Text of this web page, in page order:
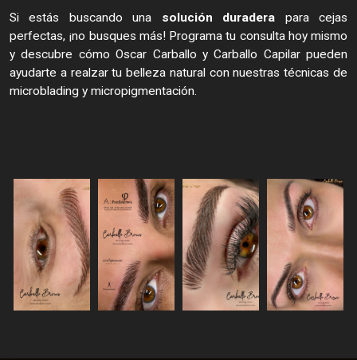
Si estás buscando una solución duradera para cejas
perfectas, ¡no busques más! Programa tu consulta hoy mismo
y descubre cómo Oscar Carballo y Carballo Capilar pueden
ayudarte a realzar tu belleza natural con nuestras técnicas de
microblading y micropigmentación.